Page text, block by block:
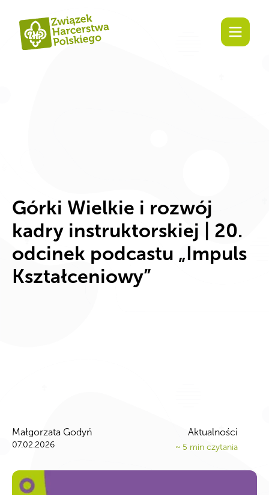
Górki Wielkie i rozwój
kadry instruktorskiej | 20.
odcinek podcastu „Impuls
Kształceniowy”
Małgorzata Godyń
07.02.2026
Aktualności
~ 5 min czytania